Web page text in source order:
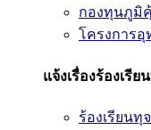
กองทุนภูมิ
โครงการอุ
แจ้งเรื่องร้องเรีย
ร้องเรียนทุ